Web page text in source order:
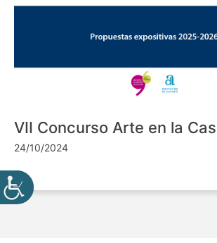
VII Concurso Arte en la
24/10/2024